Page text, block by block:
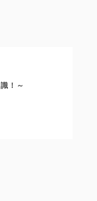
！～